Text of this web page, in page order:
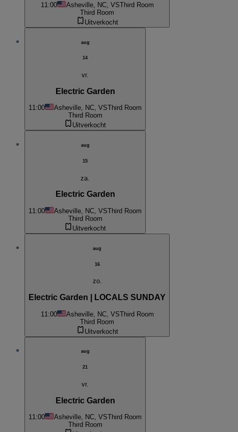
11:00 Asheville, NC, VSThird Room
Third Room
Uitverkocht
aug
14
vr.
Electric Garden
11:00 Asheville, NC, VSThird Room
Third Room
Uitverkocht
aug
15
za.
Electric Garden
11:00 Asheville, NC, VSThird Room
Third Room
Uitverkocht
aug
16
zo.
Electric Garden | LOCALS SUNDAY
11:00 Asheville, NC, VSThird Room
Third Room
Uitverkocht
aug
21
vr.
Electric Garden
11:00 Asheville, NC, VSThird Room
Third Room